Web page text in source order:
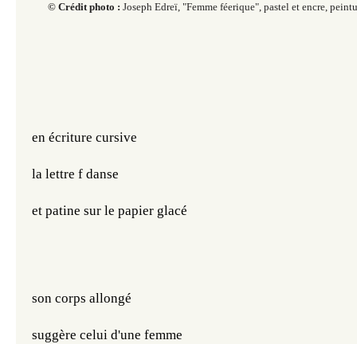
© Crédit photo : Joseph Edreï, "Femme féerique", pastel et encre,
en écriture cursive
la lettre f danse
et patine sur le papier glacé
son corps allongé
suggère celui d'une femme